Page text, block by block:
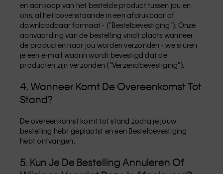
en aankoop van het bestelde product tussen jou en
ons, al het bovenstaande in een afdrukbaar of
downloadbaar formaat - (“Bestelbevestiging”). Onze
aanvaarding van de bestelling vindt plaats wanneer
de producten naar jou worden verzonden - we sturen
je een e-mail waarin wordt bevestigd dat de
producten zijn verzonden ("Verzendbevestiging").
4. Wanneer Komt De Overeenkomst Tot
Stand?
De overeenkomst komt tot stand zodra je jouw
bestelling hebt geplaatst en een Bestelbevestiging
hebt ontvangen.
5. Kun Je De Bestelling Annuleren Of